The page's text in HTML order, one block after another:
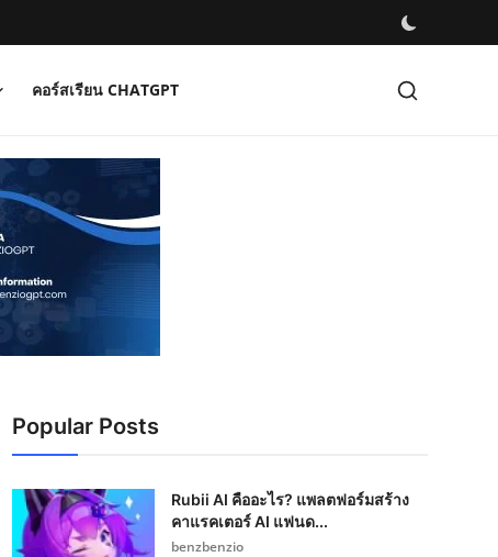
คอร์สเรียน CHATGPT
Popular Posts
Rubii AI คืออะไร? แพลตฟอร์มสร้าง
คาแรคเตอร์ AI แฟนด...
benzbenzio